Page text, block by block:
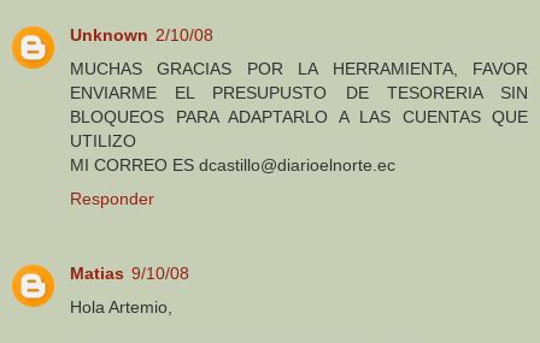
Unknown 2/10/08
MUCHAS GRACIAS POR LA HERRAMIENTA, FAVOR
ENVIARME EL PRESUPUSTO DE TESORERIA SIN
BLOQUEOS PARA ADAPTARLO A LAS CUENTAS QUE
UTILIZO
MI CORREO ES dcastillo@diarioelnorte.ec
Responder
Matias 9/10/08
Hola Artemio,